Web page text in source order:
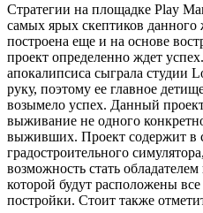
Стратегии на площадке Play
самых ярых скептиков данного
построена еще и на основе
проект определенно ждет
апокалипсиса сыграла студии
руку, поэтому ее главное
возымело успех. Данный
выживание не одного
выживших. Проект содержит в
градостроительного
возможность стать
которой будут расположены
постройки. Стоит также